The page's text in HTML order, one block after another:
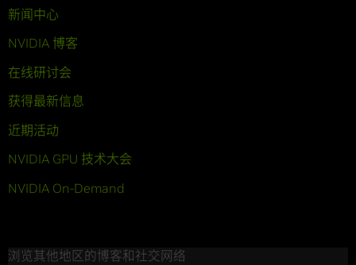
新闻中心
NVIDIA 博客
在线研讨会
获得最新信息
近期活动
NVIDIA GPU 技术大会
NVIDIA On-Demand
浏览其他地区的博客和社交网络